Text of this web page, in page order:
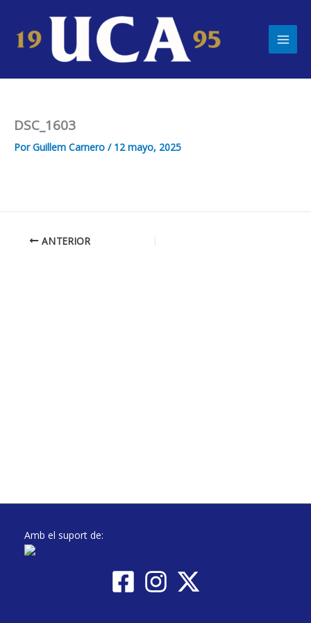
contenido
DSC_1603
PorGuillem Carnero / 12 mayo, 2025
ANTERIOR
Amb el suport de: